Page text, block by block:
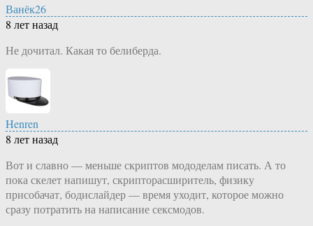
Ванёк26
8 лет назад
Не дочитал. Какая то белиберда.
Henren
8 лет назад
Вот и славно — меньше скриптов мододелам писать. А то
пока скелет напишут, скрипторасширитель, физику
присобачат, бодислайдер — время уходит, которое можно
сразу потратить на написание сексмодов.